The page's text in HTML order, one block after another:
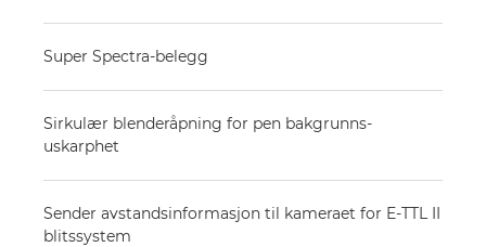
Super Spectra-belegg
Sirkulær blenderåpning for pen bakgrunns-
uskarphet
Sender avstandsinformasjon til kameraet for E-TTL II
blitssystem